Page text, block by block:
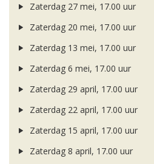
Zaterdag 27 mei, 17.00 uur
Zaterdag 20 mei, 17.00 uur
Zaterdag 13 mei, 17.00 uur
Zaterdag 6 mei, 17.00 uur
Zaterdag 29 april, 17.00 uur
Zaterdag 22 april, 17.00 uur
Zaterdag 15 april, 17.00 uur
Zaterdag 8 april, 17.00 uur